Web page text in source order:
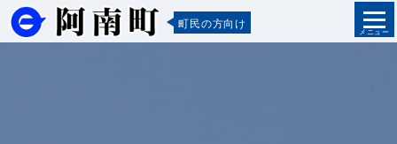
町民の方向け
メニュー